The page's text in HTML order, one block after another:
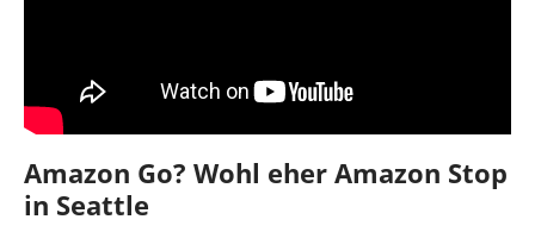
Amazon Go? Wohl eher Amazon Stop
in Seattle